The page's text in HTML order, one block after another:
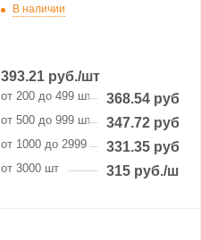
В наличии
393.21руб./шт
от 200 до 499 шт 368.54 руб.
от 500 до 999 шт 347.72 руб.
от 1000 до 2999 шт 331.35 руб.
от 3000 шт 315 руб./шт